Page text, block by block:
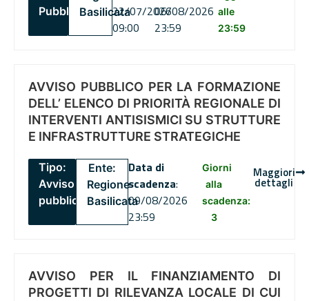
PubblicoBasilicata22/07/2026
09:00
06/08/2026
23:59
alle
23:59
AVVISO PUBBLICO PER LA FORMAZIONE
DELL’ ELENCO DI PRIORITÀ REGIONALE DI
INTERVENTI ANTISISMICI SU STRUTTURE
E INFRASTRUTTURE STRATEGICHE
Tipo:
Avviso
pubblico
Ente:
Regione
Basilicata
Data di
scadenza:
09/08/2026
23:59
Giorni
alla
scadenza:
3
Maggiori
dettagli
AVVISO PER IL FINANZIAMENTO DI
PROGETTI DI RILEVANZA LOCALE DI CUI